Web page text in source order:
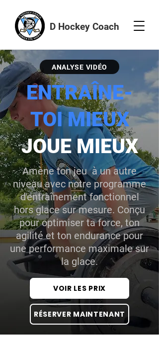
D Hockey Coach
ANALYSE VIDÉO
ENTRAÎNE-
TOI MIEUX
JOUE MIEUX
Amène ton jeu à un autre
niveau avec notre programme
d'entraînement fonctionnel
hors glace sur mesure. Conçu
pour optimiser ta force, ton
agilité et ton endurance pour
une performance maximale sur
la glace.
VOIR LES PRIX
RÉSERVER MAINTENANT